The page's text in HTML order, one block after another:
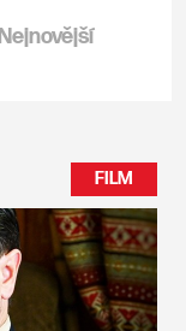
Nejnovější
FILM